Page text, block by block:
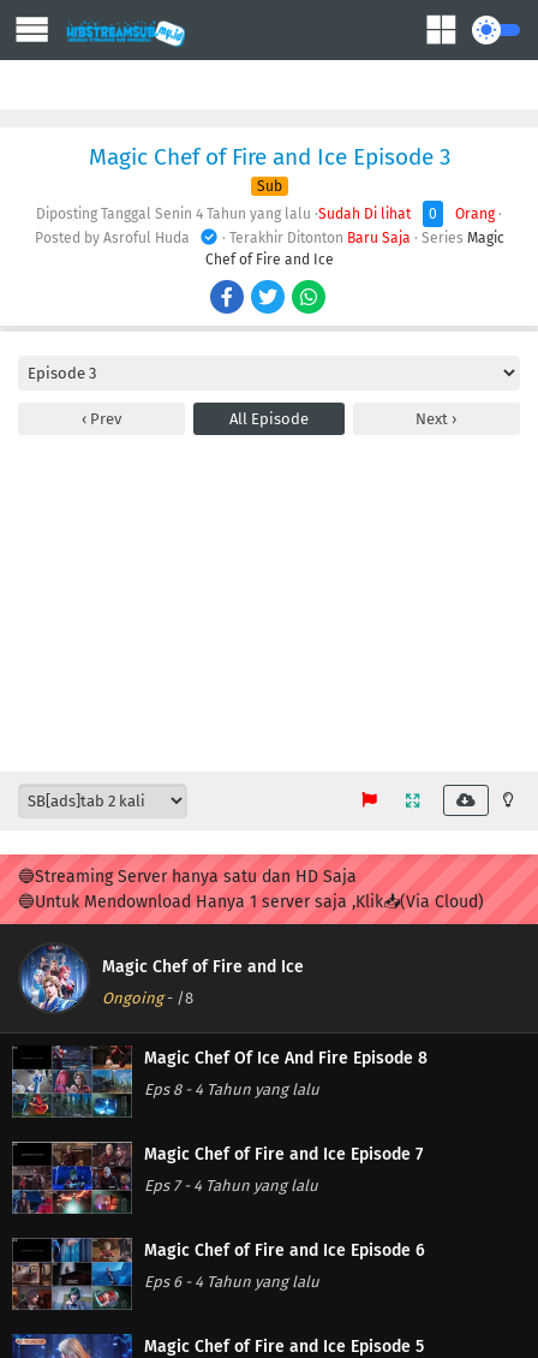
Magic Chef of Fire and Ice Episode 3
Sub
Diposting Tanggal Senin 4 Tahun yang lalu ·Sudah Di lihat 0 Orang ·
Posted by Asroful Huda
· Terakhir Ditonton Baru Saja · Series Magic
Chef of Fire and Ice
Prev All Episode Next
🔵Streaming Server hanya satu dan HD Saja
🔵Untuk Mendownload Hanya 1 server saja ,Klik📥(Via Cloud)
Magic Chef of Fire and Ice
Ongoing- /8
Magic Chef Of Ice And Fire Episode 8
Eps 8- 4 Tahun yang lalu
Magic Chef of Fire and Ice Episode 7
Eps 7- 4 Tahun yang lalu
Magic Chef of Fire and Ice Episode 6
Eps 6- 4 Tahun yang lalu
Magic Chef of Fire and Ice Episode 5